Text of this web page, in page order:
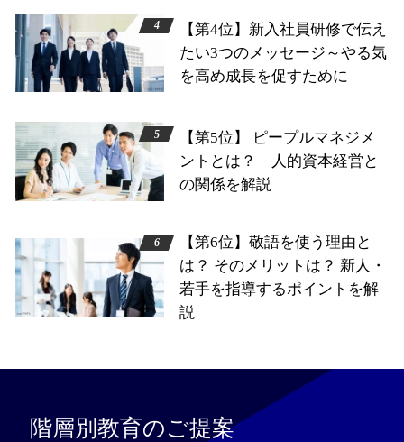
【第4位】新入社員研修で伝え
たい3つのメッセージ～やる気
を高め成長を促すために
【第5位】 ピープルマネジメ
ントとは？ 人的資本経営と
の関係を解説
【第6位】敬語を使う理由と
は？ そのメリットは？ 新人・
若手を指導するポイントを解
説
階層別教育のご提案